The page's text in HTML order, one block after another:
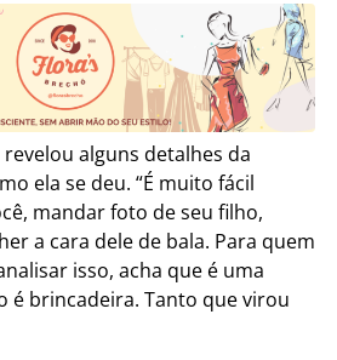
alguns detalhes da
ela se deu. “É muito fácil
mandar foto de seu filho,
a cara dele de bala. Para quem
isso, acha que é uma
é brincadeira. Tanto que virou